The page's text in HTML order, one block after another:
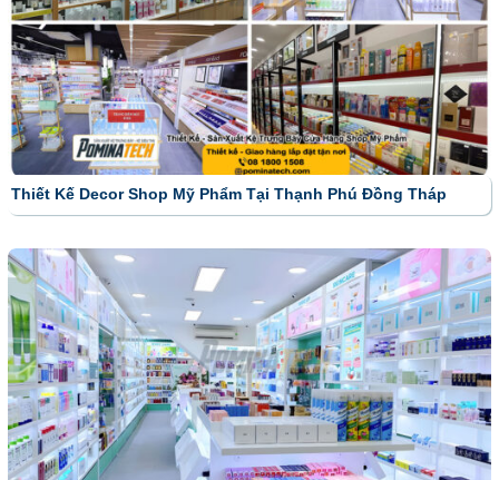
Thiết Kế Decor Shop Mỹ Phẩm Tại Thạnh Phú Đồng Tháp